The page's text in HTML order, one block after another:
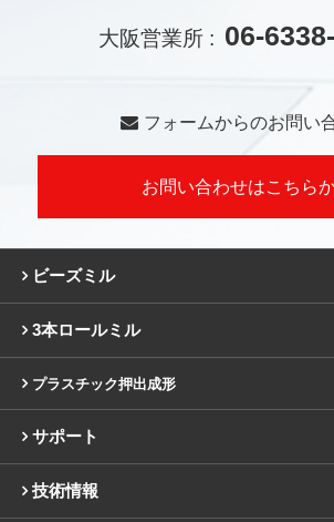
大阪営業所 : 06-
フォームからのお問い
お問い合わせはこちら
ビーズミル
3本ロールミル
プラスチック押出成形
サポート
技術情報